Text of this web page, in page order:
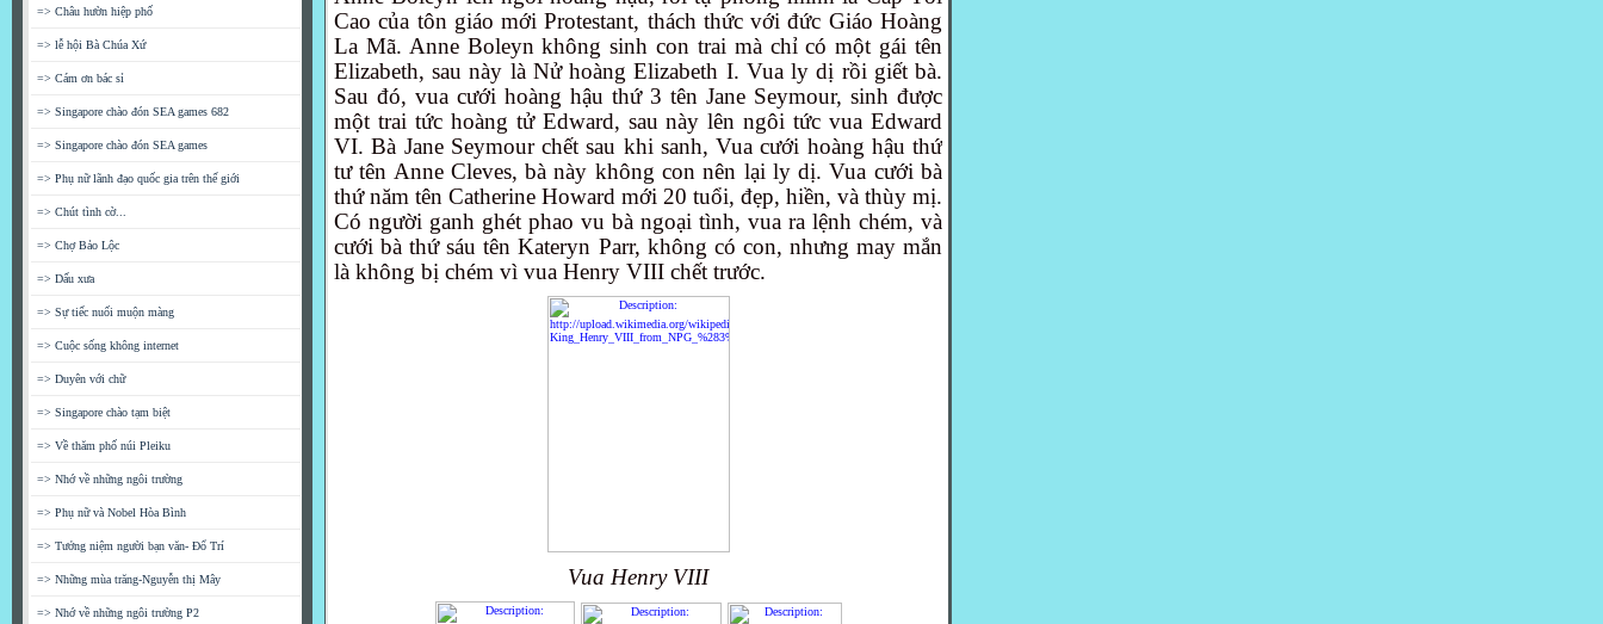
=> Châu hườn hiệp phố
=> lễ hội Bà Chúa Xứ
=> Cám ơn bác sỉ
=> Singapore chào đón SEA games 682
=> Singapore chào đón SEA games
=> Phụ nữ lãnh đạo quốc gia trên thế giới
=> Chút tình cờ...
=> Chợ Bảo Lộc
=> Dấu xưa
=> Sự tiếc nuối muộn màng
=> Cuộc sống không internet
=> Duyên với chữ
=> Singapore chào tạm biệt
=> Về thăm phố núi Pleiku
=> Nhớ về những ngôi trường
=> Phụ nữ và Nobel Hòa Bình
=> Tưởng niệm người bạn văn- Đổ Trí
=> Những mùa trăng-Nguyễn thị Mây
=> Nhớ về những ngôi trường P2
Cao của tôn giáo mới Protestant, thách thức với đức Giáo Hoàng
La Mã. Anne Boleyn không sinh con trai mà chỉ có một gái tên
Elizabeth, sau này là Nử hoàng Elizabeth I. Vua ly dị rồi giết bà.
Sau đó, vua cưới hoàng hậu thứ 3 tên Jane Seymour, sinh được
một trai tức hoàng tử Edward, sau này lên ngôi tức vua Edward
VI. Bà Jane Seymour chết sau khi sanh, Vua cưới hoàng hậu thứ
tư tên Anne Cleves, bà này không con nên lại ly dị. Vua cưới bà
thứ năm tên Catherine Howard mới 20 tuổi, đẹp, hiền, và thùy mị.
Có người ganh ghét phao vu bà ngoại tình, vua ra lệnh chém, và
cưới bà thứ sáu tên Kateryn Parr, không có con, nhưng may mắn
là không bị chém vì vua Henry VIII chết trước.
Vua Henry VIII